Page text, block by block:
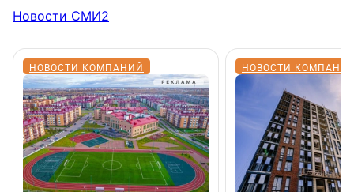
Новости СМИ2
НОВОСТИ КОМПАНИЙ НОВОСТИ